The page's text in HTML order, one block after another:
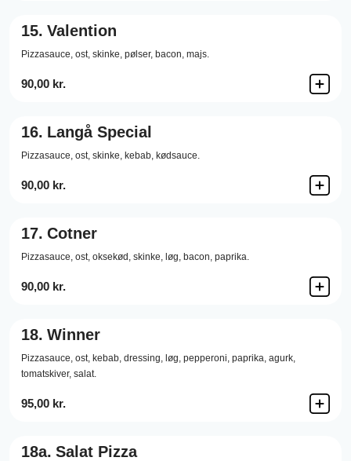
15. Valention
Pizzasauce, ost, skinke, pølser, bacon, majs.
90,00 kr.
16. Langå Special
Pizzasauce, ost, skinke, kebab, kødsauce.
90,00 kr.
17. Cotner
Pizzasauce, ost, oksekød, skinke, løg, bacon, paprika.
90,00 kr.
18. Winner
Pizzasauce, ost, kebab, dressing, løg, pepperoni, paprika, agurk,
tomatskiver, salat.
95,00 kr.
18a. Salat Pizza